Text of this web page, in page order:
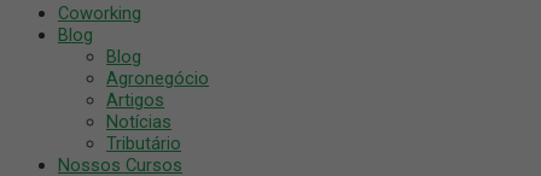
Coworking
Blog
Blog
Agronegócio
Artigos
Notícias
Tributário
Nossos Cursos